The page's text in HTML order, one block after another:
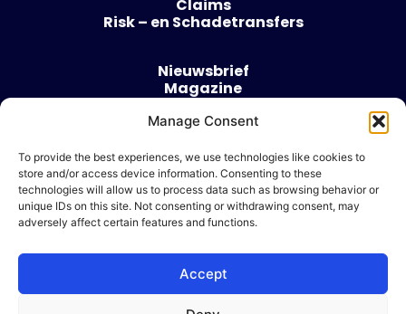
Manage Consent
To provide the best experiences, we use technologies like cookies to
store and/or access device information. Consenting to these
technologies will allow us to process data such as browsing behavior or
unique IDs on this site. Not consenting or withdrawing consent, may
adversely affect certain features and functions.
Accept
Claims
Risk – en Schadetransfers
Nieuwsbrief
Magazine
Over
Algemene voorwaarden
Cookie beleid
Ik wil adverteren